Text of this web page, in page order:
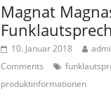
Magnat
10. Januar 2018
Comments
produktinformationen